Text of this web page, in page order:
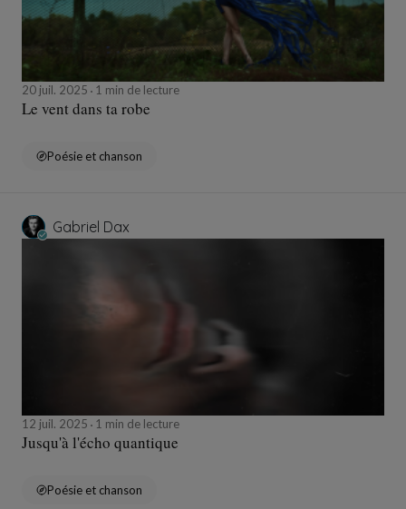
20 juil. 2025 1 min de lecture
Le vent dans ta robe
Poésie et chanson
Gabriel Dax
12 juil. 2025 1 min de lecture
Jusqu'à l'écho quantique
Poésie et chanson